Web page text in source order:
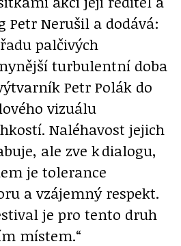
Nerušil a dodává:
palčivých
turbulentní doba
Petr Polák do
vizuálu
Naléhavost jejich
ale zve k dialogu,
je tolerance
a vzájemný respekt.
je pro tento druh
místem.“